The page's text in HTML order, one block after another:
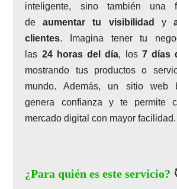
inteligente, sino también una
deaumentar tu visibilidad y
clientes. Imagina tener tu
las 24 horas del día, los 7 días
mostrando tus productos o
mundo. Además, un sitio web
genera confianza y te permite
mercado digital con mayor facilidad.
¿Para quién es este servicio?